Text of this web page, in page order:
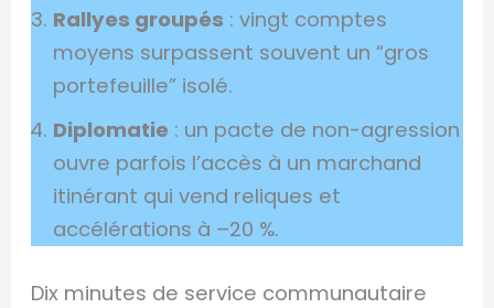
Rallyes groupés : vingt comptes
moyens surpassent souvent un “gros
portefeuille” isolé.
Diplomatie : un pacte de non-agression
ouvre parfois l’accès à un marchand
itinérant qui vend reliques et
accélérations à –20 %.
Dix minutes de service communautaire